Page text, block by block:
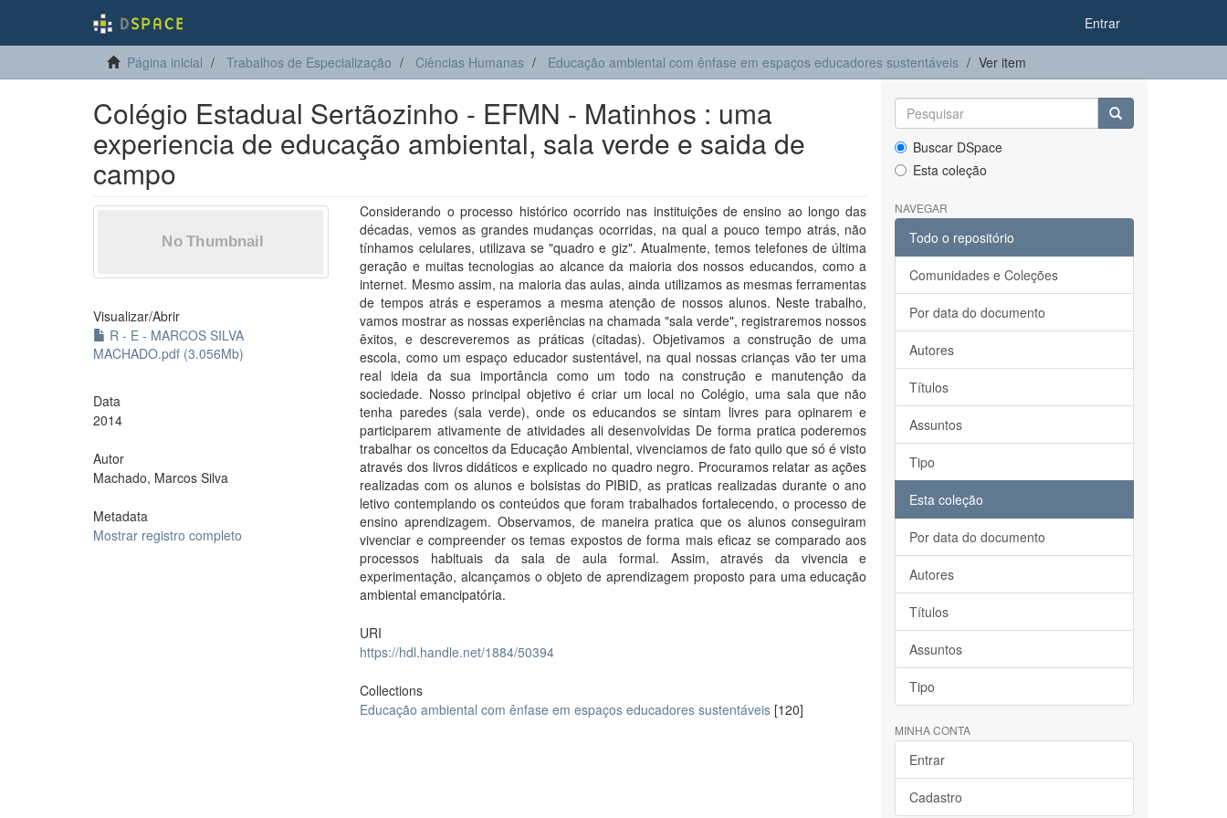
Entrar
Página inicial Trabalhos de Especialização Ciências Humanas Educação ambiental com ênfase em espaços educadores sustentáveis Ver item
Colégio Estadual Sertãozinho - EFMN - Matinhos : uma
experiencia de educação ambiental, sala verde e saida de
campo
Visualizar/Abrir
R - E - MARCOS SILVA
MACHADO.pdf (3.056Mb)
Data
2014
Autor
Machado, Marcos Silva
Metadata
Mostrar registro completo
Considerando o processo histórico ocorrido nas instituições de ensino ao longo das
décadas, vemos as grandes mudanças ocorridas, na qual a pouco tempo atrás, não
tínhamos celulares, utilizava se "quadro e giz". Atualmente, temos telefones de última
geração e muitas tecnologias ao alcance da maioria dos nossos educandos, como a
internet. Mesmo assim, na maioria das aulas, ainda utilizamos as mesmas ferramentas
de tempos atrás e esperamos a mesma atenção de nossos alunos. Neste trabalho,
vamos mostrar as nossas experiências na chamada "sala verde", registraremos nossos
êxitos, e descreveremos as práticas (citadas). Objetivamos a construção de uma
escola, como um espaço educador sustentável, na qual nossas crianças vão ter uma
real ideia da sua importância como um todo na construção e manutenção da
sociedade. Nosso principal objetivo é criar um local no Colégio, uma sala que não
tenha paredes (sala verde), onde os educandos se sintam livres para opinarem e
participarem ativamente de atividades ali desenvolvidas De forma pratica poderemos
trabalhar os conceitos da Educação Ambiental, vivenciamos de fato quilo que só é visto
através dos livros didáticos e explicado no quadro negro. Procuramos relatar as ações
realizadas com os alunos e bolsistas do PIBID, as praticas realizadas durante o ano
letivo contemplando os conteúdos que foram trabalhados fortalecendo, o processo de
ensino aprendizagem. Observamos, de maneira pratica que os alunos conseguiram
vivenciar e compreender os temas expostos de forma mais eficaz se comparado aos
processos habituais da sala de aula formal. Assim, através da vivencia e
experimentação, alcançamos o objeto de aprendizagem proposto para uma educação
ambiental emancipatória.
URI
https://hdl.handle.net/1884/50394
Collections
Educação ambiental com ênfase em espaços educadores sustentáveis [120]
Buscar DSpace
Esta coleção
NAVEGAR
Todo o repositório
Comunidades e Coleções
Por data do documento
Autores
Títulos
Assuntos
Tipo
Esta coleção
Por data do documento
Autores
Títulos
Assuntos
Tipo
MINHA CONTA
Entrar
Cadastro